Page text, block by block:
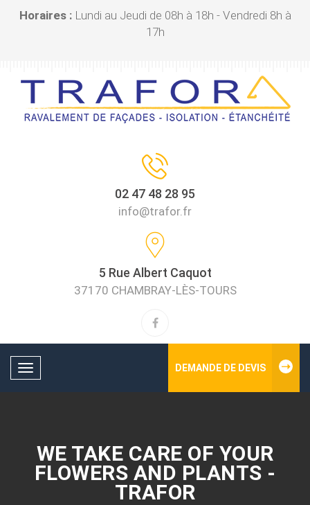
Horaires :Lundi au Jeudi de 08h à 18h - Vendredi 8h à
17h
02 47 48 28 95
info@trafor.fr
5 Rue Albert Caquot
37170 CHAMBRAY-LÈS-TOURS
Toggle
DEMANDE DE DEVIS
WE TAKE CARE OF YOUR
FLOWERS AND PLANTS -
TRAFOR